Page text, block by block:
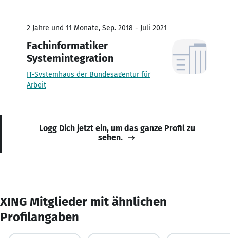
2 Jahre und 11 Monate, Sep. 2018 - Juli 2021
Fachinformatiker
Systemintegration
IT-Systemhaus der Bundesagentur für
Arbeit
Logg Dich jetzt ein, um das ganze Profil zu
sehen.
XING Mitglieder mit ähnlichen
Profilangaben